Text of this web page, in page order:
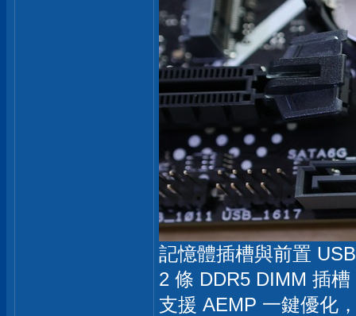
記憶體插槽與前置 USB
2 條 DDR5 DIMM 插
支援 AEMP 一鍵優化